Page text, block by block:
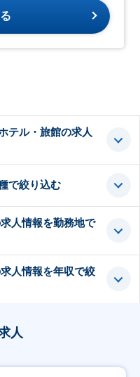
テル・旅館の求人
で絞り込む
人情報を勤務地で
人情報を年収で絞
人